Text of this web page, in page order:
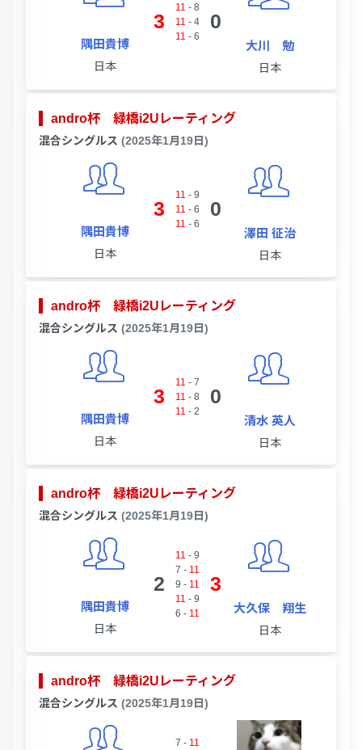
隅田貴博
日本
3
11 - 8
11 - 4
11 - 6
0
大川 勉
日本
andro杯 緑橋i2Uレーティング
混合シングルス (2025年1月19日)
隅田貴博
日本
3
11 - 9
11 - 6
11 - 6
0
澤田 征治
日本
andro杯 緑橋i2Uレーティング
混合シングルス (2025年1月19日)
隅田貴博
日本
3
11 - 7
11 - 8
11 - 2
0
清水 英人
日本
andro杯 緑橋i2Uレーティング
混合シングルス (2025年1月19日)
隅田貴博
日本
2
11 - 9
7 - 11
9 - 11
11 - 9
6 - 11
3
大久保 翔生
日本
andro杯 緑橋i2Uレーティング
混合シングルス (2025年1月19日)
7 - 11